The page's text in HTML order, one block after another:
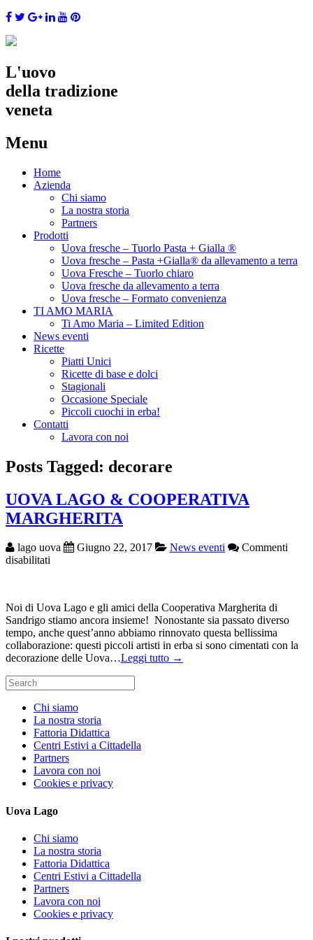
L'uovo
della tradizione
veneta
Menu
Skip
Home
Azienda
Chi siamo
La nostra storia
Partners
Prodotti
Uova fresche – Tuorlo Pasta + Gialla ®
Uova fresche – Pasta +Gialla® da allevamento a terra
Uova Fresche – Tuorlo chiaro
Uova fresche da allevamento a terra
Uova fresche – Formato convenienza
TI AMO MARIA
Ti Amo Maria – Limited Edition
News eventi
Ricette
Piatti Unici
Ricette di base e dolci
Stagionali
Occasione Speciale
Piccoli cuochi in erba!
Contatti
Lavora con noi
Posts Tagged: decorare
UOVA LAGO & COOPERATIVA
MARGHERITA
lago uova Giugno 22, 2017 News eventi
Commenti
disabilitati
COOPERATIVA
MARGHERITA
Noi di Uova Lago e gli amici della Cooperativa Margherita di
Sandrigo stiamo ancora insieme! Nonostante sia passato diverso
tempo, anche quest’anno abbiamo rinnovato questa bellissima
collaborazione: questi piccoli artisti in erba si sono cimentati con la
decorazione delle Uova…Leggi tutto →
Search
for:
Chi siamo
La nostra storia
Fattoria Didattica
Centri Estivi a Cittadella
Partners
Lavora con noi
Cookies e privacy
Uova Lago
Chi siamo
La nostra storia
Fattoria Didattica
Centri Estivi a Cittadella
Partners
Lavora con noi
Cookies e privacy